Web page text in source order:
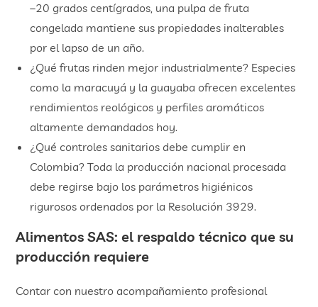
–20 grados centígrados, una pulpa de fruta
congelada mantiene sus propiedades inalterables
por el lapso de un año.
¿Qué frutas rinden mejor industrialmente? Especies
como la maracuyá y la guayaba ofrecen excelentes
rendimientos reológicos y perfiles aromáticos
altamente demandados hoy.
¿Qué controles sanitarios debe cumplir en
Colombia? Toda la producción nacional procesada
debe regirse bajo los parámetros higiénicos
rigurosos ordenados por la Resolución 3929.
Alimentos SAS: el respaldo técnico que su
producción requiere
Contar con nuestro acompañamiento profesional